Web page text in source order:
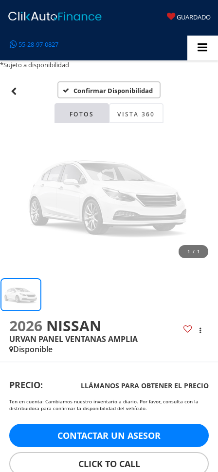
GUARDADO
55-28-97-0827
*Sujeto a disponibilidad
Confirmar Disponibilidad
FOTOS VISTA 360
Disponibles
Por favor, revise luego
1 / 1
2026 NISSAN
URVAN PANEL VENTANAS AMPLIA
Disponible
PRECIO: LLÁMANOS PARA OBTENER EL PRECIO
Ten en cuenta: Cambiamos nuestro inventario a diario. Por favor, consulta con la
distribuidora para confirmar la disponibilidad del vehículo.
CONTACTAR UN ASESOR
CLICK TO CALL